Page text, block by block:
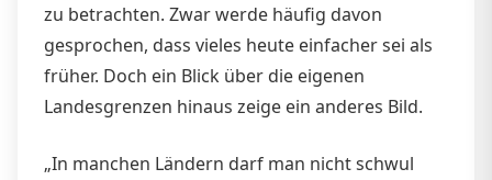
zu betrachten. Zwar werde häufig davon
gesprochen, dass vieles heute einfacher sei als
früher. Doch ein Blick über die eigenen
Landesgrenzen hinaus zeige ein anderes Bild.
„In manchen Ländern darf man nicht schwul